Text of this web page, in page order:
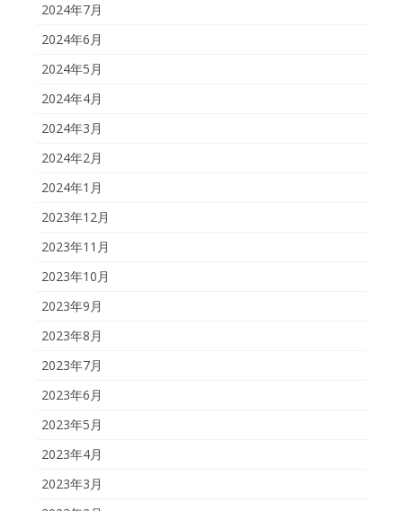
2024年7月
2024年6月
2024年5月
2024年4月
2024年3月
2024年2月
2024年1月
2023年12月
2023年11月
2023年10月
2023年9月
2023年8月
2023年7月
2023年6月
2023年5月
2023年4月
2023年3月